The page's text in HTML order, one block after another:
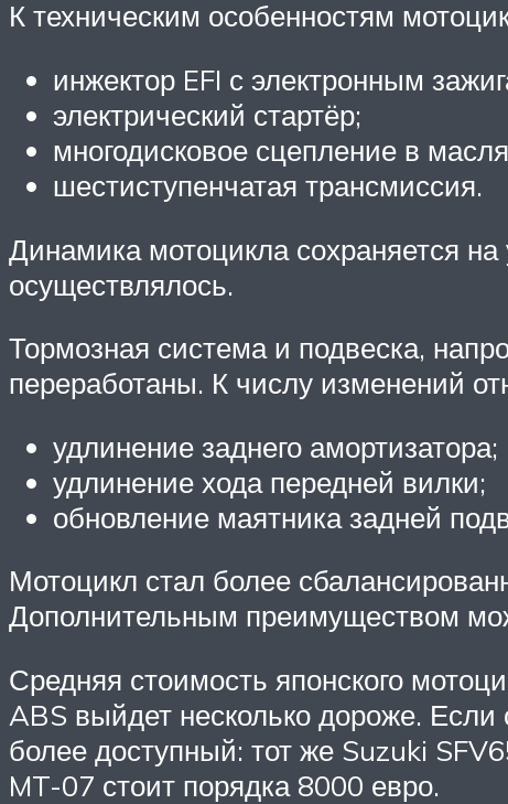
К техническим особенностям
инжектор EFI с электронным
электрический стартёр;
многодисковое сцепление в
шестиступенчатая трансмиссия.
Динамика мотоцикла сохраняется
осуществлялось.
Тормозная система и подвеска,
переработаны. К числу изменений
удлинение заднего амортизатора;
удлинение хода передней вилки;
обновление маятника задней
Мотоцикл стал более
Дополнительным преимуществом
Средняя стоимость японского
ABS выйдет несколько дороже. Если
более доступный: тот же Suzuki
MT-07 стоит порядка 8000 евро.